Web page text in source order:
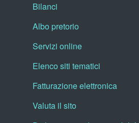
Bilanci
Albo pretorio
Servizi online
Elenco siti tematici
Fatturazione elettronica
Valuta il sito